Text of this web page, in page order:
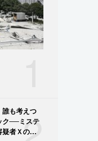
誰も考えつ
ク──ミステ
疑者Ｘの献